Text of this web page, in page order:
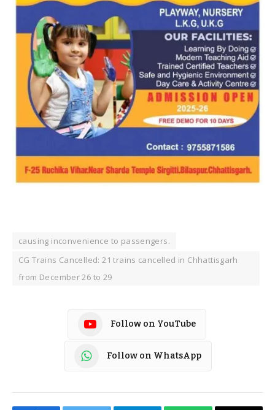
causing inconvenience to passengers.
CG Trains Cancelled: 21 trains cancelled in Chhattisgarh
from December 26 to 29
Follow on YouTube
Follow on WhatsApp